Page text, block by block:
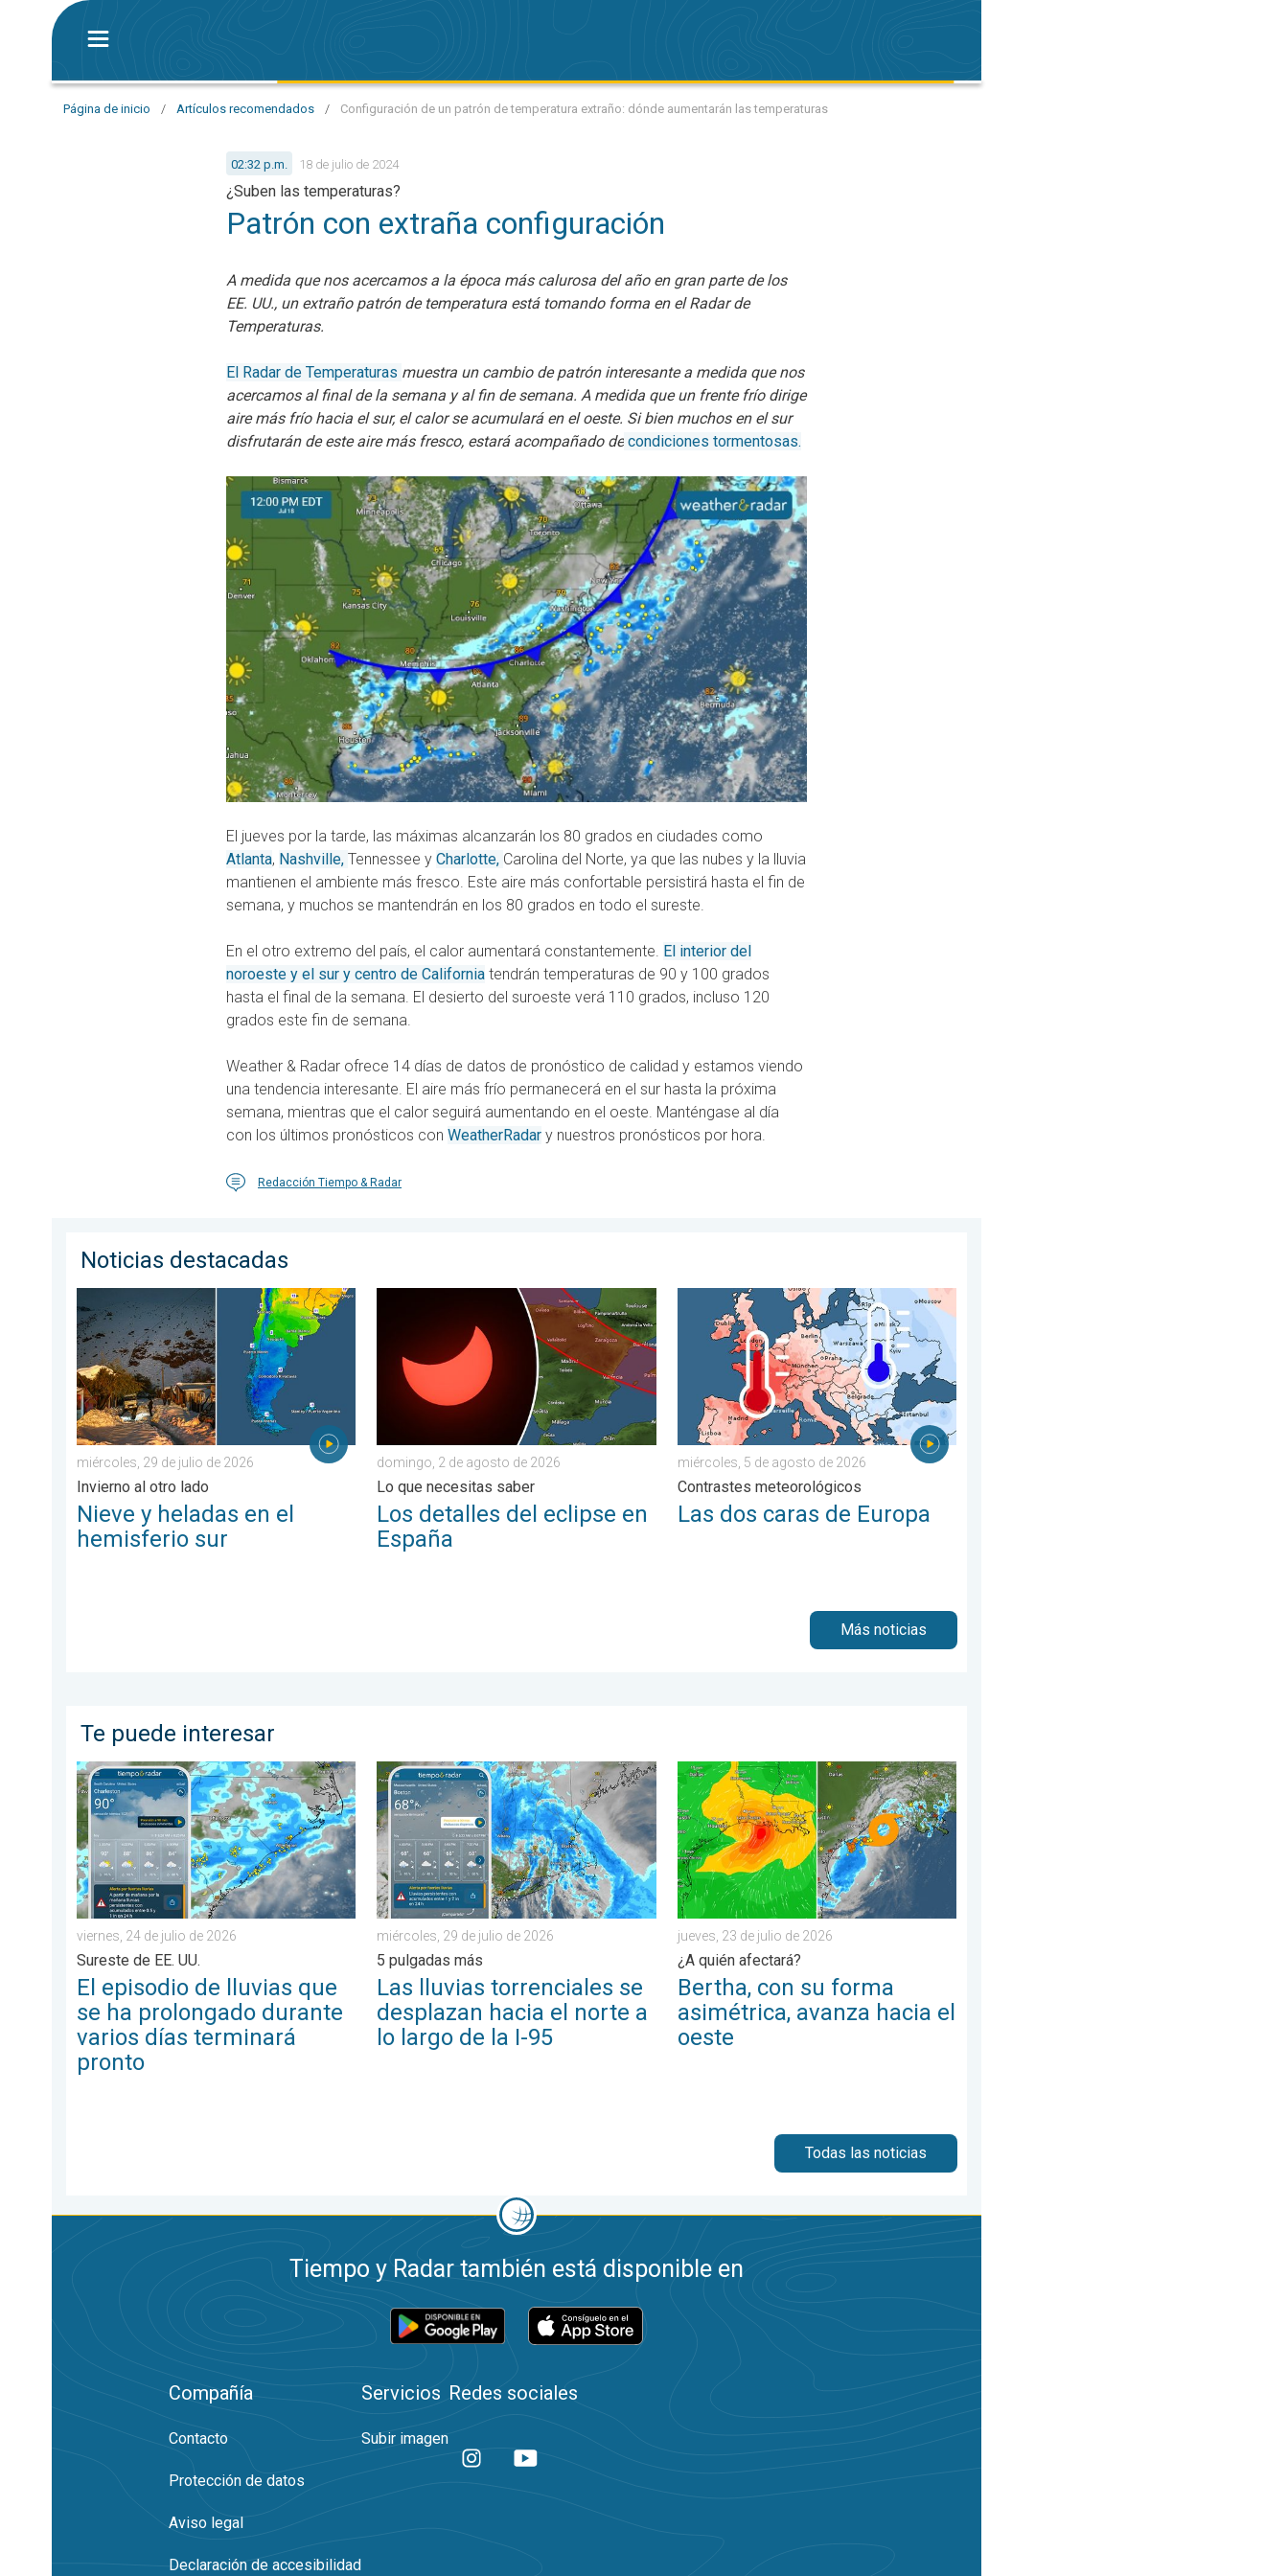
Página de inicio / Artículos recomendados / Configuración de un patrón de temperatura extraño: dónde aumentarán las temperaturas
02:32 p.m. 18 de julio de 2024
¿Suben las temperaturas?
Patrón con extraña configuración
A medida que nos acercamos a la época más calurosa del año en gran parte de los
EE. UU., un extraño patrón de temperatura está tomando forma en el Radar de
Temperaturas.
El Radar de Temperaturas muestra un cambio de patrón interesante a medida que nos
acercamos al final de la semana y al fin de semana. A medida que un frente frío dirige
aire más frío hacia el sur, el calor se acumulará en el oeste. Si bien muchos en el sur
disfrutarán de este aire más fresco, estará acompañado de condiciones tormentosas.
El jueves por la tarde, las máximas alcanzarán los 80 grados en ciudades como
Atlanta, Nashville, Tennessee y Charlotte, Carolina del Norte, ya que las nubes y la lluvia
mantienen el ambiente más fresco. Este aire más confortable persistirá hasta el fin de
semana, y muchos se mantendrán en los 80 grados en todo el sureste.
En el otro extremo del país, el calor aumentará constantemente. El interior del
noroeste y el sur y centro de California tendrán temperaturas de 90 y 100 grados
hasta el final de la semana. El desierto del suroeste verá 110 grados, incluso 120
grados este fin de semana.
Weather & Radar ofrece 14 días de datos de pronóstico de calidad y estamos viendo
una tendencia interesante. El aire más frío permanecerá en el sur hasta la próxima
semana, mientras que el calor seguirá aumentando en el oeste. Manténgase al día
con los últimos pronósticos con WeatherRadar y nuestros pronósticos por hora.
Redacción Tiempo & Radar
Noticias destacadas
Nieve y heladas en el hemisferio sur. Invierno al otro lado. . . miércoles, 29 de julio de 2026
miércoles, 29 de julio de 2026
Invierno al otro lado
Nieve y heladas en el
hemisferio sur
Los detalles del eclipse en España. Lo que necesitas saber. . . domingo, 2 de agosto de 2026
domingo, 2 de agosto de 2026
Lo que necesitas saber
Los detalles del eclipse en
España
Las dos caras de Europa. Contrastes meteorológicos. . . miércoles, 5 de agosto de 2026
miércoles, 5 de agosto de 2026
Contrastes meteorológicos
Las dos caras de Europa
Más noticias
Te puede interesar
El episodio de lluvias que se ha prolongado durante varios días terminará pronto. Sureste de EE. UU.. . . viernes, 24 de julio de 2026
viernes, 24 de julio de 2026
Sureste de EE. UU.
El episodio de lluvias que
se ha prolongado durante
varios días terminará
pronto
Las lluvias torrenciales se desplazan hacia el norte a lo largo de la I-95. 5 pulgadas más. . . miércoles, 29 de julio de 2026
miércoles, 29 de julio de 2026
5 pulgadas más
Las lluvias torrenciales se
desplazan hacia el norte a
lo largo de la I-95
Bertha, con su forma asimétrica, avanza hacia el oeste. ¿A quién afectará?. . . jueves, 23
jueves, 23 de julio de 2026
¿A quién afectará?
Bertha, con su forma
asimétrica, avanza hacia el
oeste
Todas las noticias
Tiempo y Radar también está disponible en
Compañía
Contacto
Protección de datos
Aviso legal
Declaración de accesibilidad
Servicios
Subir imagen
Redes sociales